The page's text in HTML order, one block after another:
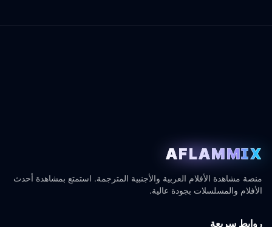
AFLAMMIX
منصة مشاهدة الأفلام العربية والأجنبية المترجمة. استمتع بمشاهدة أحدث
الأفلام والمسلسلات بجودة عالية.
روابط سريعة